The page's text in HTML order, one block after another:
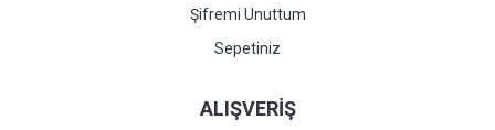
Şifremi Unuttum
Sepetiniz
ALIŞVERİŞ